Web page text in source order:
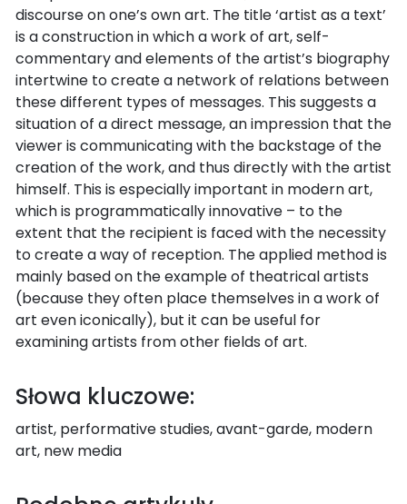
discourse on one’s own art. The title ‘artist as a text’
is a construction in which a work of art, self-
commentary and elements of the artist’s biography
intertwine to create a network of relations between
these different types of messages. This suggests a
situation of a direct message, an impression that the
viewer is communicating with the backstage of the
creation of the work, and thus directly with the artist
himself. This is especially important in modern art,
which is programmatically innovative – to the
extent that the recipient is faced with the necessity
to create a way of reception. The applied method is
mainly based on the example of theatrical artists
(because they often place themselves in a work of
art even iconically), but it can be useful for
examining artists from other fields of art.
Słowa kluczowe:
artist, performative studies, avant-garde, modern
art, new media